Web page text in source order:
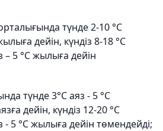
түнде 2-10 °C
дейін, күндіз 8-18 °C
5 °C жылыға дейін
түнде 3°C аяз - 5 °C
дейін, күндіз 12-20 °C
5 °C жылыға дейін төмендейді;